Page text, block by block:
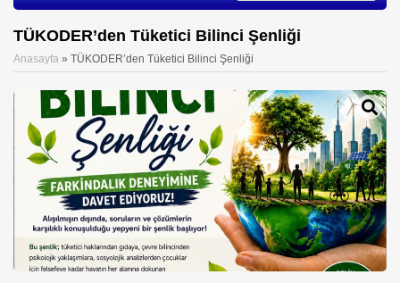
TÜKODER’den Tüketici Bilinci Şenliği
Anasayfa » TÜKODER’den Tüketici Bilinci Şenliği